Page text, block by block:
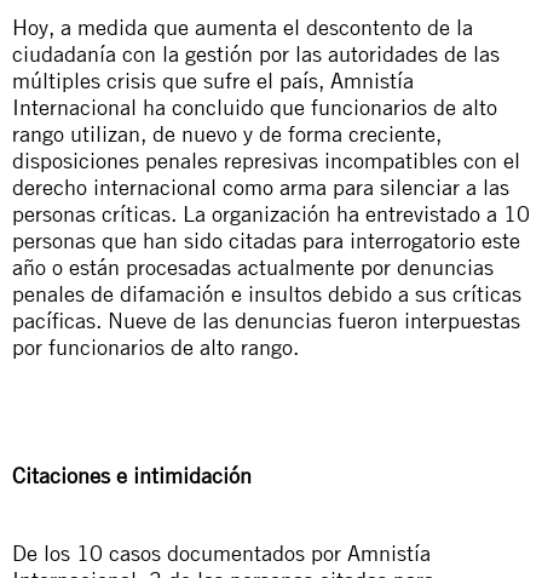
Hoy, a medida que aumenta el descontento de la
ciudadanía con la gestión por las autoridades de las
múltiples crisis que sufre el país, Amnistía
Internacional ha concluido que funcionarios de alto
rango utilizan, de nuevo y de forma creciente,
disposiciones penales represivas incompatibles con el
derecho internacional como arma para silenciar a las
personas críticas. La organización ha entrevistado a 10
personas que han sido citadas para interrogatorio este
año o están procesadas actualmente por denuncias
penales de difamación e insultos debido a sus críticas
pacíficas. Nueve de las denuncias fueron interpuestas
por funcionarios de alto rango.
Citaciones e intimidación
De los 10 casos documentados por Amnistía